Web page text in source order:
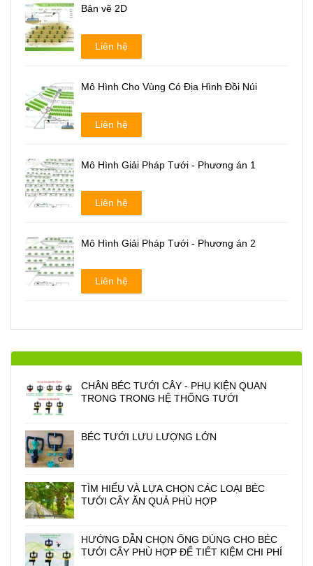
Bản vẽ 2D
Liên hệ
Mô Hình Cho Vùng Có Địa Hình Đồi Núi
Liên hệ
Mô Hình Giải Pháp Tưới - Phương án 1
Liên hệ
Mô Hình Giải Pháp Tưới - Phương án 2
Liên hệ
CHÂN BÉC TƯỚI CÂY - PHỤ KIỆN QUAN
TRONG TRONG HỆ THỐNG TƯỚI
BÉC TƯỚI LƯU LƯỢNG LỚN
TÌM HIỂU VÀ LỰA CHỌN CÁC LOẠI BÉC
TƯỚI CÂY ĂN QUẢ PHÙ HỢP
HƯỚNG DẪN CHỌN ỐNG DÙNG CHO BÉC
TƯỚI CÂY PHÙ HỢP ĐỂ TIẾT KIỆM CHI PHÍ